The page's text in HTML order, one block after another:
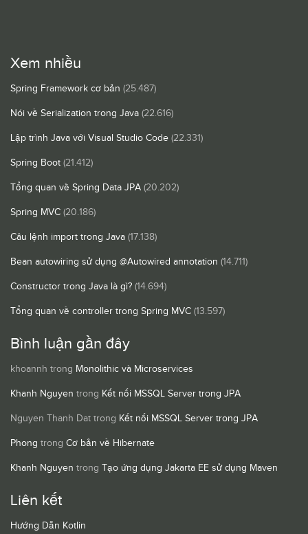
Xem nhiều
Spring Framework cơ bản (25.487)
Nói về Serialization trong Java (22.616)
Lập trình Java với Visual Studio Code (22.331)
Spring Boot (21.412)
Tổng quan về Spring Data JPA (20.202)
Spring MVC (20.186)
Câu lệnh import trong Java (17.138)
Bean autowiring sử dụng @Autowired annotation (14.711)
Constructor trong Java là gì? (14.694)
Tổng quan về controller trong Spring MVC (13.597)
Bình luận gần đây
khoannh trong Monolithic và Microservices
Khanh Nguyen trong Kết nối MSSQL Server trong JPA
Nguyen Thanh Dat trong Kết nối MSSQL Server trong JPA
Phong trong Cơ bản về Hibernate
Khanh Nguyen trong Tạo ứng dụng Jakarta EE sử dụng Maven
Liên kết
Hướng Dẫn Kotlin